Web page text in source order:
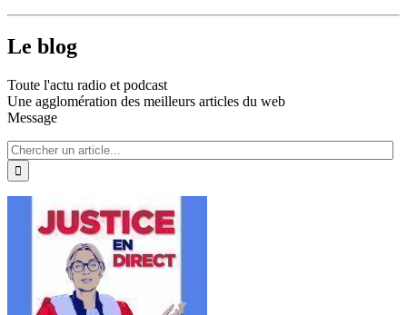
Le blog
Toute l'actu radio et podcast
Une agglomération des meilleurs articles du web
Message